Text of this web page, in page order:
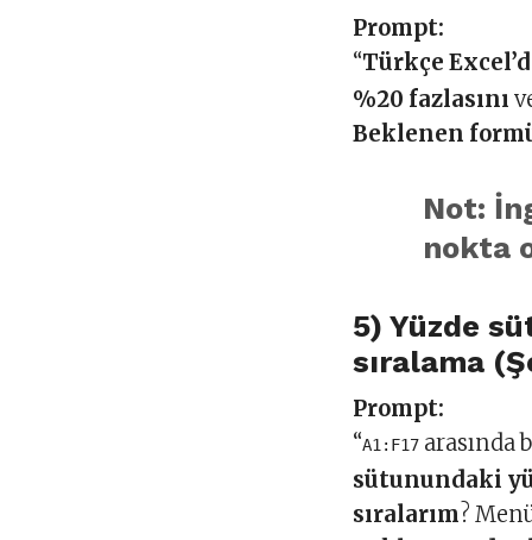
Prompt:
“Türkçe
%20 fazlasını
Beklenen
Not:
nokta
5) Yüzde
sıralama
Prompt:
“A1:F17 arasında
sütunundaki
sıralarım?